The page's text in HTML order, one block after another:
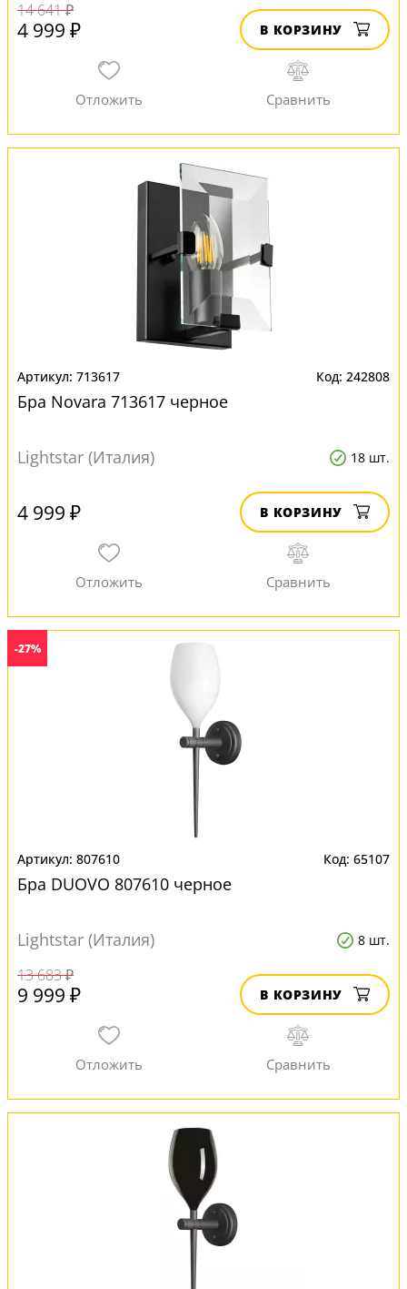
14 641 ₽
4 999 ₽ В КОРЗИНУ
713617 242808
Бра Novara 713617 черное
Lightstar (Италия) 18 шт.
4 999 ₽ В КОРЗИНУ
-27%
807610 65107
Бра DUOVO 807610 черное
Lightstar (Италия) 8 шт.
13 683 ₽
9 999 ₽ В КОРЗИНУ